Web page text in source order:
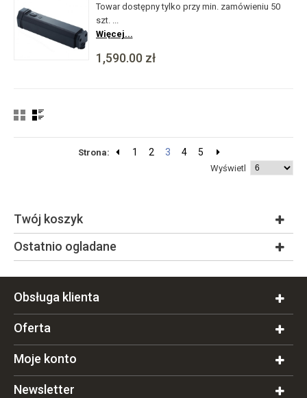
Towar dostępny tylko przy min. zamówieniu 50
szt. ...
Więcej...
1,590.00 zł
Strona: 1 2 3 4 5
Wyświetl
Twój koszyk
Ostatnio ogladane
Obsługa klienta
Oferta
Moje konto
Newsletter